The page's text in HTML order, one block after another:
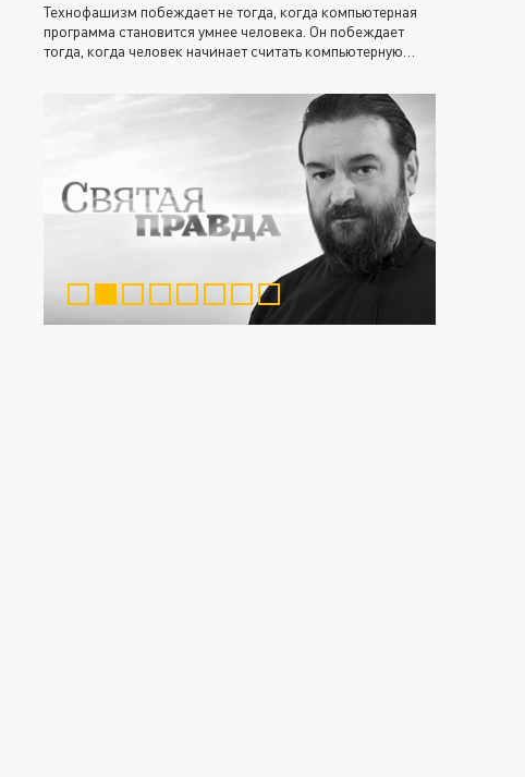
Технофашизм побеждает не тогда, когда компьютерная
программа становится умнее человека. Он побеждает
тогда, когда человек начинает считать компьютерную